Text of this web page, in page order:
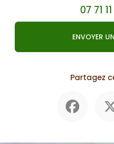
07 71
ENVOYER
Partagez